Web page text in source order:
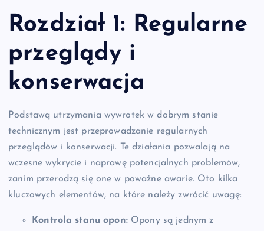
Rozdział 1: Regularne
przeglądy i
konserwacja
Podstawą utrzymania wywrotek w dobrym stanie
technicznym jest przeprowadzanie regularnych
przeglądów i konserwacji. Te działania pozwalają na
wczesne wykrycie i naprawę potencjalnych problemów,
zanim przerodzą się one w poważne awarie. Oto kilka
kluczowych elementów, na które należy zwrócić uwagę:
Kontrola stanu opon:Opony są jednym z